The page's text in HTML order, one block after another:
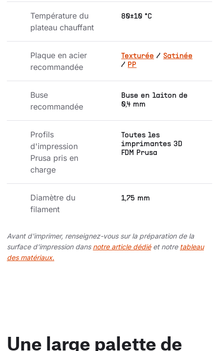
Température du
plateau chauffant
80±10 °C
Plaque en acier
recommandée
Texturée / Satinée
/ PP
Buse
recommandée
Buse en laiton de
0,4 mm
Profils
d'impression
Prusa pris en
charge
Toutes les
imprimantes 3D
FDM Prusa
Diamètre du
filament
1,75 mm
Avant d'imprimer, renseignez-vous sur la préparation de la
surface d'impression dans notre article dédiéet notre tableau
des matériaux.
Une large palette de